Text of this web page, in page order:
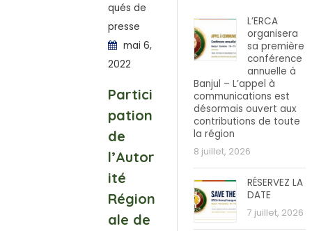
qués de
presse
mai 6,
2022
Partici
pation
de
l’Autor
ité
Région
ale de
L’ERCA
organisera
sa première
conférence
annuelle à
Banjul – L’appel à
communications est
désormais ouvert aux
contributions de toute
la région
8 juillet, 2026
RÉSERVEZ LA
DATE
7 juillet, 2026